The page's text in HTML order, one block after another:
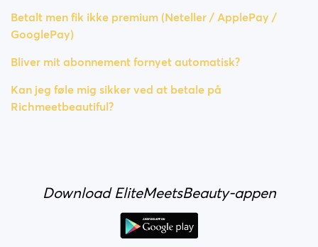
Betalt men fik ikke premium (Neteller / ApplePay /
GooglePay)
Bliver mit abonnement fornyet automatisk?
Kan jeg føle mig sikker ved at betale på
Richmeetbeautiful?
Download EliteMeetsBeauty-appen